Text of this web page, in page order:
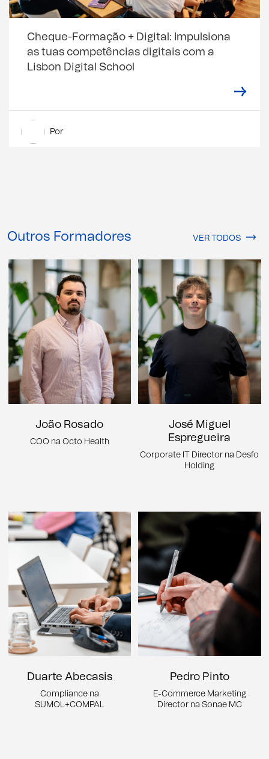
Cheque-Formação + Digital: Impulsiona
as tuas competências digitais com a
Lisbon Digital School
Por
Outros Formadores VER TODOS
João Rosado
COO na Octo Health
José Miguel
Espregueira
Corporate IT Director na Desfo
Holding
Duarte Abecasis
Compliance na
SUMOL+COMPAL
Pedro Pinto
E-Commerce Marketing
Director na Sonae MC